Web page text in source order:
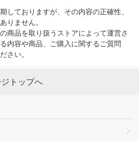
しておりますが、その内容の正確性、
りません。
商品を取り扱うストアによって運営さ
内容や商品、ご購入に関するご質問
さい。
トップへ